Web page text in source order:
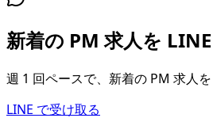
新着の PM 求人を
週 1 回ペースで、新着の PM 求人を
LINE で受け取る